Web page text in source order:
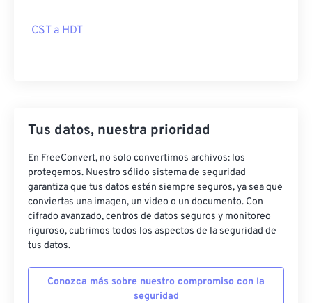
CST a HDT
Tus datos, nuestra prioridad
En FreeConvert, no solo convertimos archivos: los
protegemos. Nuestro sólido sistema de seguridad
garantiza que tus datos estén siempre seguros, ya sea que
conviertas una imagen, un video o un documento. Con
cifrado avanzado, centros de datos seguros y monitoreo
riguroso, cubrimos todos los aspectos de la seguridad de
tus datos.
Conozca más sobre nuestro compromiso con la
seguridad